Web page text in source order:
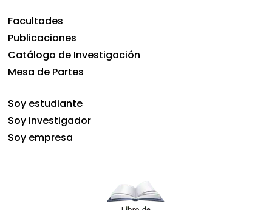
Facultades
Publicaciones
Catálogo de Investigación
Mesa de Partes
Soy estudiante
Soy investigador
Soy empresa